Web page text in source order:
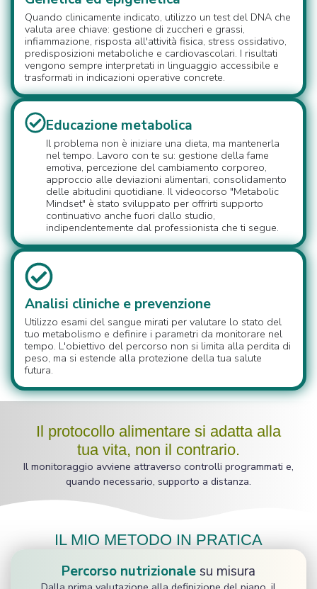
Quando clinicamente indicato, utilizzo un test del DNA che
valuta aree chiave: gestione di zuccheri e grassi,
infiammazione, risposta all'attività fisica, stress ossidativo,
predisposizioni metaboliche e cardiovascolari. I risultati
vengono sempre interpretati in linguaggio accessibile e
trasformati in indicazioni operative concrete.
Educazione metabolica
Il problema non è iniziare una dieta, ma mantenerla
nel tempo. Lavoro con te su: gestione della fame
emotiva, percezione del cambiamento corporeo,
approccio alle deviazioni alimentari, consolidamento
delle abitudini quotidiane. Il videocorso "Metabolic
Mindset" è stato sviluppato per offrirti supporto
continuativo anche fuori dallo studio,
indipendentemente dal professionista che ti segue.
Analisi cliniche e prevenzione
Utilizzo esami del sangue mirati per valutare lo stato del
tuo metabolismo e definire i parametri da monitorare nel
tempo. L'obiettivo del percorso non si limita alla perdita di
peso, ma si estende alla protezione della tua salute
futura.
Il protocollo alimentare si adatta alla
tua vita, non il contrario.
Il monitoraggio avviene attraverso controlli programmati e,
quando necessario, supporto a distanza.
IL MIO METODO IN PRATICA
Percorso nutrizionale su misura